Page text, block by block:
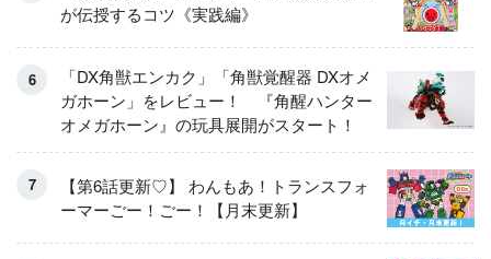
が伝授するコツ《実践編》
「DX角獣エンカク」「角獣覚醒器 DXオメ
ガホーン」をレビュー！ 『角醒ハンター
オメガホーン』の玩具展開がスタート！
【第6話更新♡】 わんもあ！トランスフォ
ーマーごー！ごー！【月末更新】